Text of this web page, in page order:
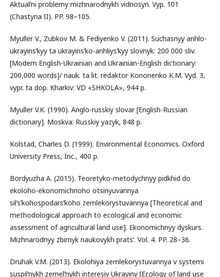
Aktualʹni problemy mizhnarodnykh vidnosyn. Vyp. 101
(Chastyna II). PP. 98–105.
Myuller V., Zubkov M. & Fediyenko V. (2011). Suchasnyy anhlo-
ukrayinsʹkyy ta ukrayinsʹko-anhliysʹkyy slovnyk: 200 000 sliv.
[Modern English-Ukrainian and Ukrainian-English dictionary:
200,000 words]/ nauk. ta lit. redaktor Kononenko K.M. Vyd. 3,
vypr. ta dop. Kharkiv: VD «SHKOLA», 944 p.
Myuller V.K. (1990). Anglo-russkiy slovar [English-Russian
dictionary]. Moskva: Russkiy yazyk, 848 p.
Kolstad, Charles D. (1999). Environmental Economics. Oxford
University Press, Inc., 400 p.
Bordyuzha A. (2015). Teoretyko-metodychnyy pidkhid do
ekoloho-ekonomichnoho otsinyuvannya
silʹsʹkohospodarsʹkoho zemlekorystuvannya [Theoretical and
methodological approach to ecological and economic
assessment of agricultural land use]. Ekonomichnyy dyskurs.
Mizhnarodnyy zbirnyk naukovykh pratsʹ. Vol. 4. PP. 28–36.
Druhak V.M. (2013). Ekolohiya zemlekorystuvannya v systemi
suspilʹnykh zemelʹnykh interesiv Ukrayiny [Ecology of land use